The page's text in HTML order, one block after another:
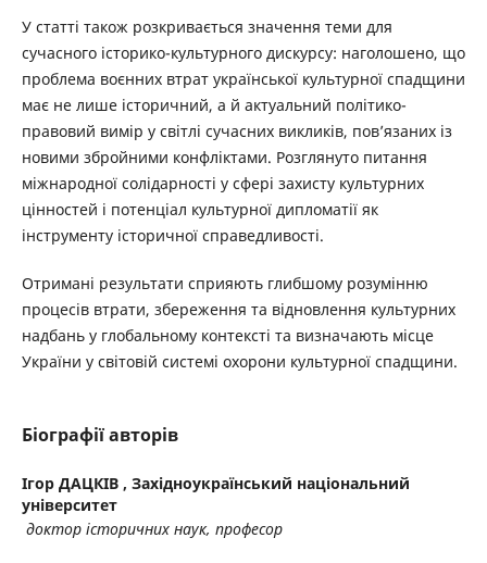
У статті також розкривається значення теми для
сучасного історико-культурного дискурсу: наголошено, що
проблема воєнних втрат української культурної спадщини
має не лише історичний, а й актуальний політико-
правовий вимір у світлі сучасних викликів, пов’язаних із
новими збройними конфліктами. Розглянуто питання
міжнародної солідарності у сфері захисту культурних
цінностей і потенціал культурної дипломатії як
інструменту історичної справедливості.
Отримані результати сприяють глибшому розумінню
процесів втрати, збереження та відновлення культурних
надбань у глобальному контексті та визначають місце
України у світовій системі охорони культурної спадщини.
Біографії авторів
Ігор ДАЦКІВ , Західноукраїнський національний
університет
доктор історичних наук, професор